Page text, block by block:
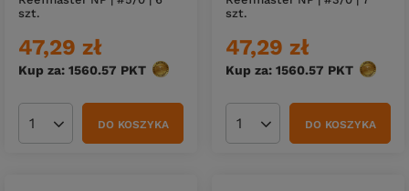
szt.
47,29 zł
Kup za: 1560.57 PKT punktów
Ilość produktówDO KOSZYKA
szt.
47,29 zł
Kup za: 1560.57 PKT
Ilość produktówDO KOSZYKA